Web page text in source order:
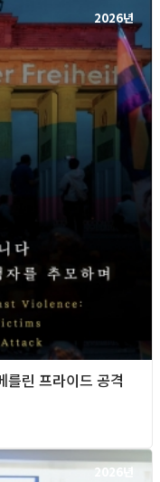
2026년
린 프라이드 공격
2026년